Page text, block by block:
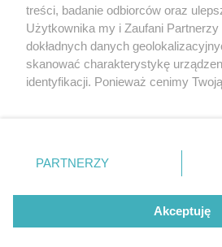
Partnerzy
Praca Szczecin
© 2026
Created by GOD
treści, badanie odbiorców oraz
Użytkownika my i Zaufani
dokładnych danych
skanować charakterystykę
identyfikacji. Ponieważ cenimy
prywatności znajdujący się w lewym
. Niektóre rodzaje przetwarzania
takiemu przetwarzaniu. Preferencje
zastosowania tylko na tej witrynie.
PARTNERZY
Akceptuję